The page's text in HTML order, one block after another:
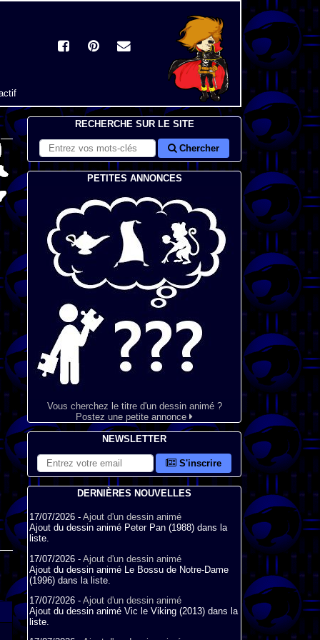
RECHERCHE SUR LE SITE
Chercher
PETITES ANNONCES
Vous cherchez le titre d'un dessin animé ?
Postez une petite annonce
NEWSLETTER
S'inscrire
DERNIÈRES NOUVELLES
17/07/2026 - Ajout d'un dessin animé
Ajout du dessin animé Peter Pan (1988) dans la
liste.
17/07/2026 - Ajout d'un dessin animé
Ajout du dessin animé Le Bossu de Notre-Dame
(1996) dans la liste.
17/07/2026 - Ajout d'un dessin animé
Ajout du dessin animé Vic le Viking (2013) dans la
liste.